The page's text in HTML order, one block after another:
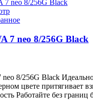
7 neo 8/256G Black
8/256G Black
цвете притягивает
Работайте без границ